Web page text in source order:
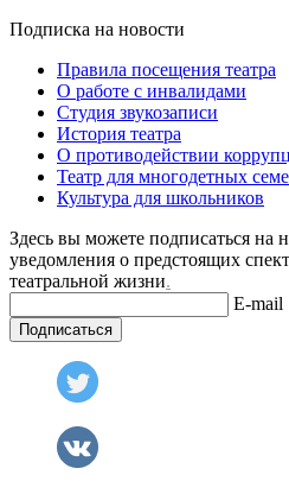
Подписка на новости
Правила посещения театра
О работе с инвалидами
Студия звукозаписи
История театра
О противодействии
Театр для многодетных
Культура для школьников
Здесь вы можете подписаться на
уведомления о предстоящих
театральной жизни.
E-mail